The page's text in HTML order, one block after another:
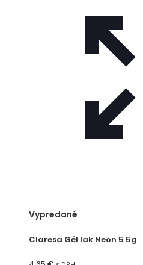
Vypredané
Claresa Gél lak Neon 5 5g